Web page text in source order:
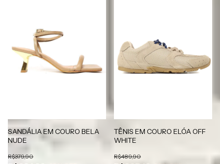
SANDÁLIA EM COURO BELA
NUDE
R$379,90
TÊNIS EM COURO ELÓA OFF
WHITE
R$489,90